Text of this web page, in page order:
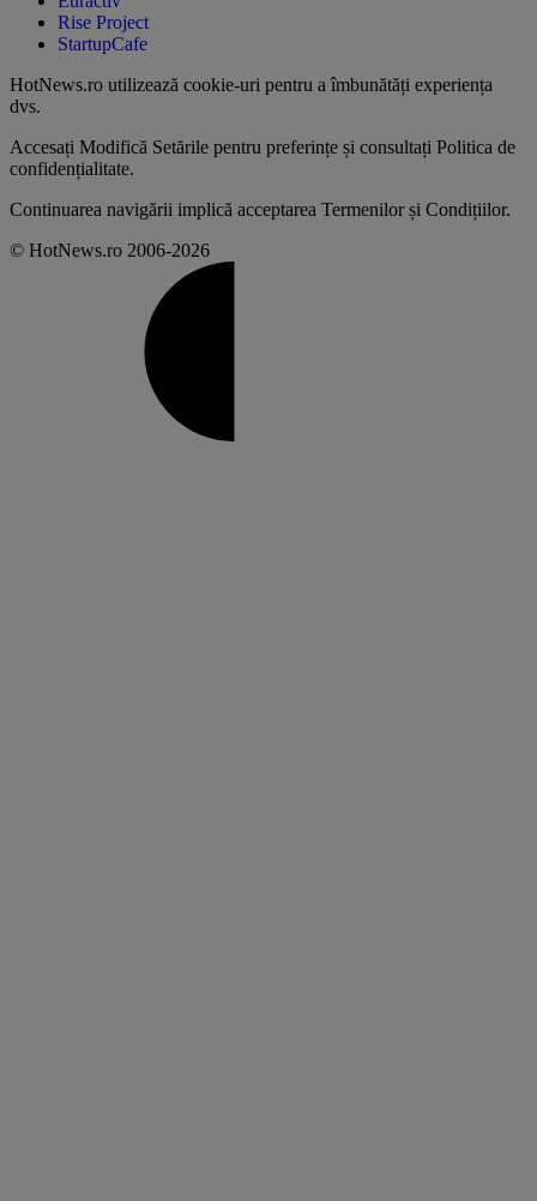
Rise Project
StartupCafe
HotNews.ro utilizează cookie-uri pentru a îmbunătăți experiența
dvs.
Accesați Modifică Setările pentru preferințe și consultați Politica de
confidențialitate.
Continuarea navigării implică acceptarea Termenilor și Condițiilor.
© HotNews.ro 2006-2026